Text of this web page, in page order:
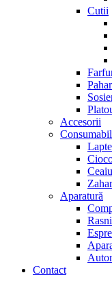
Cutii
Accesorii
Aparatură
Contact